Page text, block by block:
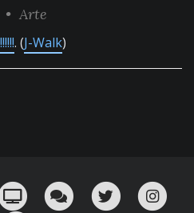
• Arte
. (J-Walk)
email! canal en Telegram!
Oink! TV Charla con nosotros
Twitter